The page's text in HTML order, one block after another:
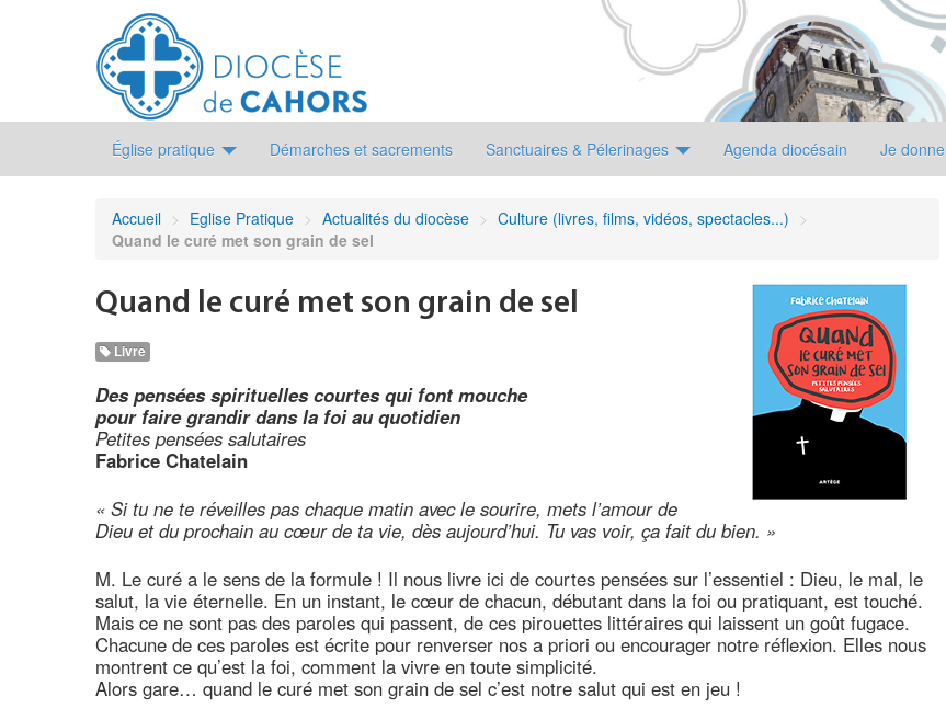
Église pratique Démarches et sacrements Sanctuaires & Pélerinages Agenda diocésain Je donne
Accueil > Eglise Pratique > Actualités du diocèse > Culture (livres, films, vidéos, spectacles...) >
Quand le curé met son grain de sel
Quand le curé met son grain de sel
Livre
Des pensées spirituelles courtes qui font mouche
pour faire grandir dans la foi au quotidien
Petites pensées salutaires
Fabrice Chatelain
« Si tu ne te réveilles pas chaque matin avec le sourire, mets l’amour de
Dieu et du prochain au cœur de ta vie, dès aujourd’hui. Tu vas voir, ça fait du bien. »
M. Le curé a le sens de la formule ! Il nous livre ici de courtes pensées sur l’essentiel : Dieu, le mal, le
salut, la vie éternelle. En un instant, le cœur de chacun, débutant dans la foi ou pratiquant, est touché.
Mais ce ne sont pas des paroles qui passent, de ces pirouettes littéraires qui laissent un goût fugace.
Chacune de ces paroles est écrite pour renverser nos a priori ou encourager notre réflexion. Elles nous
montrent ce qu’est la foi, comment la vivre en toute simplicité.
Alors gare… quand le curé met son grain de sel c’est notre salut qui est en jeu !